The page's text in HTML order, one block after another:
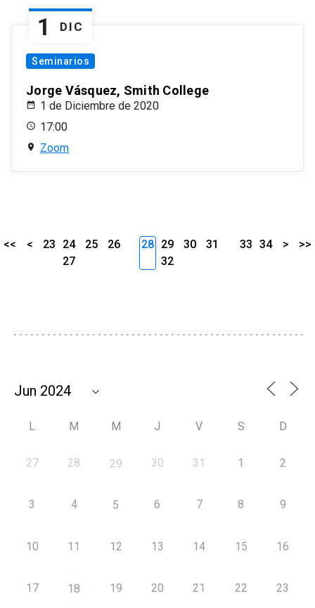
1 DIC
Seminarios
Jorge Vásquez, Smith College
1 de Diciembre de 2020
17:00
Zoom
<< < 23 24 25
26
27
28 29 30
31
32
33 34 > >>
L M M J V S D
27 28 29 30 31 1 2
3 4 5 6 7 8 9
10 11 12 13 14 15 16
17 18 19 20 21 22 23